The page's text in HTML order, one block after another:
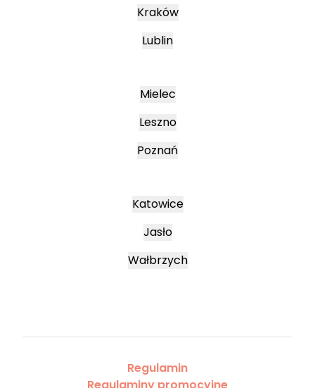
Kraków
Lublin
Mielec
Leszno
Poznań
Katowice
Jasło
Wałbrzych
Regulamin